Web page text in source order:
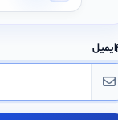
ایمیل